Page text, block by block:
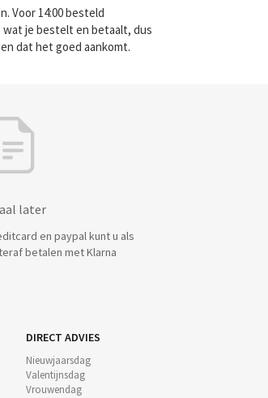
Voor 14:00 besteld
je bestelt en betaalt, dus
dat het goed aankomt.
later
en paypal kunt u als
betalen met Klarna
DIRECT ADVIES
Nieuwjaarsdag
Valentijnsdag
Vrouwendag